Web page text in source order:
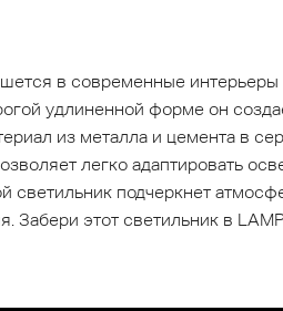
в современные интерьеры
удлиненной форме он
из металла и цемента в
легко адаптировать
светильник подчеркнет
этот светильник в